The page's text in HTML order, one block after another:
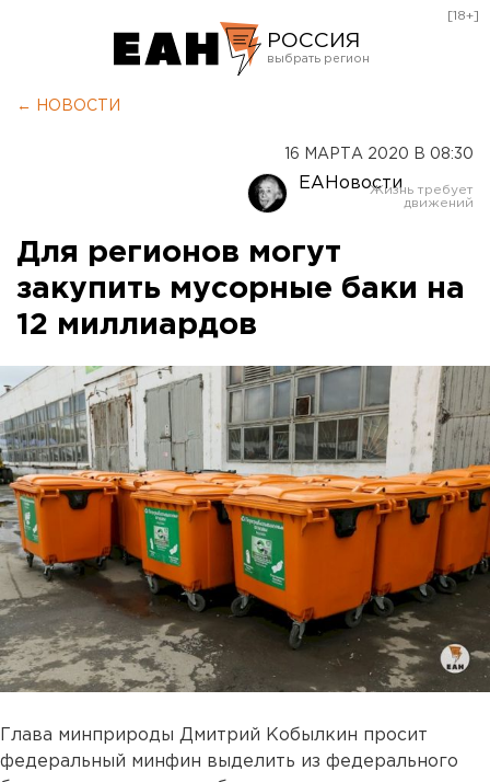
РОССИЯ
Оренбург
[18+]
← НОВОСТИ
16 МАРТА 2020 В 08:30
ЕАНовости
Для регионов могут
закупить мусорные баки на
12 миллиардов
Глава минприроды Дмитрий Кобылкин просит
федеральный минфин выделить из федерального